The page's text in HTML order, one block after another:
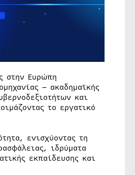
στην Ευρώπη
– ακαδημαϊκής
και
το εργατικό
ενισχύοντας τη
ιδρύματα
εκπαίδευσης και